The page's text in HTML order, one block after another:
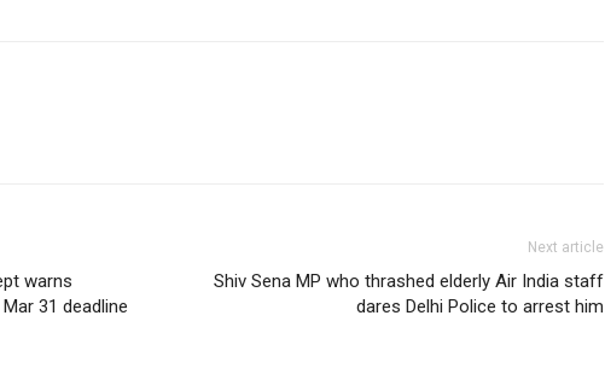
warns
31 deadline
Next article
Shiv Sena MP who thrashed elderly Air India staff
dares Delhi Police to arrest him